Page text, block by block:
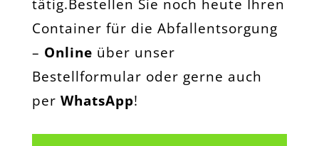
tätig.Bestellen Sie noch heute Ihren
Container für die Abfallentsorgung
– Online über unser
Bestellformular oder gerne auch
per WhatsApp!